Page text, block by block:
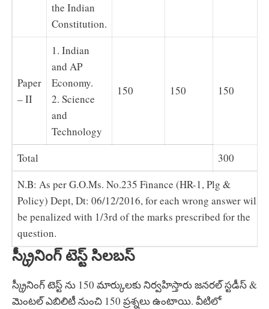
the Indian
Constitution.
Paper
– II
1. Indian
and AP
Economy.
2. Science
and
Technology
150 150 150
Total
300
N.B: As per G.O.Ms. No.235 Finance (HR-1, Plg &
Policy) Dept, Dt: 06/12/2016, for each wrong answer will
be penalized with 1/3rd of the marks prescribed for the
question.
స్క్రీనింగ్ టెస్ట్ సిలబస్
స్క్రీనింగ్ టెస్ట్ ను 150 మార్కులకు నిర్వహిస్తారు జనరల్ స్టడీస్ &
మెంటల్ ఎబిలిటీ నుంచి 150 ప్రశ్నలు ఉంటాయి. వీటిలో